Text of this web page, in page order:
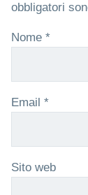
obbligatori
Nome *
Email *
Sito web